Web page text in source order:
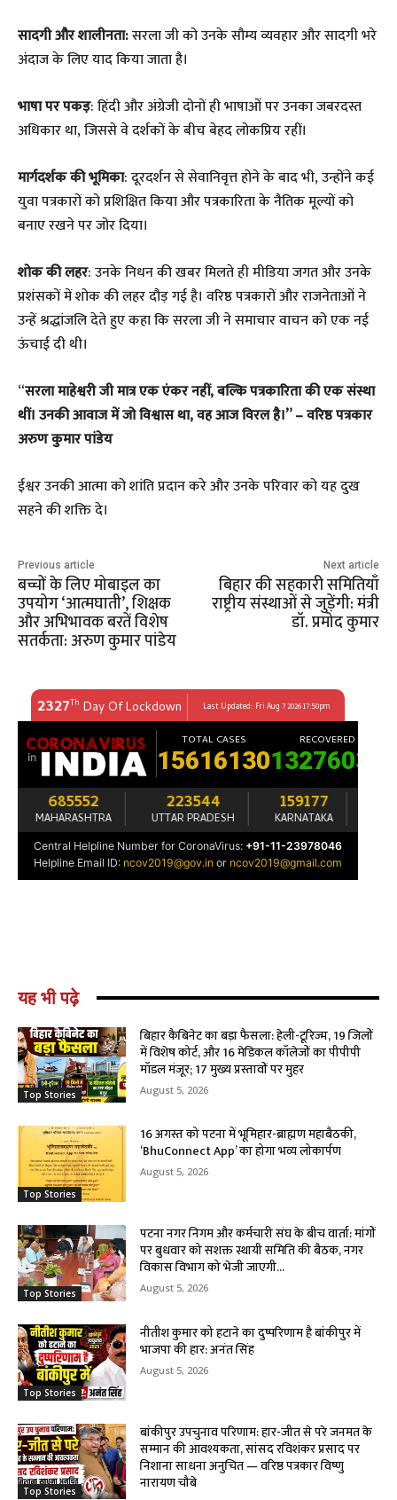
सादगी और शालीनता:सरला जी को उनके सौम्य व्यवहार और सादगी भरे
अंदाज के लिए याद किया जाता है।
भाषा पर पकड़: हिंदी और अंग्रेजी दोनों ही भाषाओं पर उनका जबरदस्त
अधिकार था, जिससे वे दर्शकों के बीच बेहद लोकप्रिय रहीं।
मार्गदर्शक की भूमिका: दूरदर्शन से सेवानिवृत्त होने के बाद भी, उन्होंने कई
युवा पत्रकारों को प्रशिक्षित किया और पत्रकारिता के नैतिक मूल्यों को
बनाए रखने पर जोर दिया।
शोक की लहर: उनके निधन की खबर मिलते ही मीडिया जगत और उनके
प्रशंसकों में शोक की लहर दौड़ गई है। वरिष्ठ पत्रकारों और राजनेताओं ने
उन्हें श्रद्धांजलि देते हुए कहा कि सरला जी ने समाचार वाचन को एक नई
ऊंचाई दी थी।
“सरला माहेश्वरी जी मात्र एक एंकर नहीं, बल्कि पत्रकारिता की एकसंस्था
थीं। उनकी आवाज में जो विश्वास था, वह आज विरल है।” – वरिष्ठ पत्रकार
अरुण कुमार पांडेय
ईश्वर उनकी आत्मा को शांति प्रदान करे और उनके परिवार को यह दुख
सहने की शक्ति दे।
Previous article
बच्चों के लिए मोबाइल का
उपयोग ‘आत्मघाती’, शिक्षक
और अभिभावक बरतें विशेष
सतर्कता: अरुण कुमार पांडेय
Next article
बिहार की सहकारी समितियाँ
राष्ट्रीय संस्थाओं से जुड़ेंगी: मंत्री
डॉ. प्रमोद कुमार
यह भी पढ़े
Top Stories
बिहार कैबिनेट का बड़ा फैसला: हेली-टूरिज्म, 19 जिलों
में विशेष कोर्ट, और 16 मेडिकल कॉलेजों का पीपीपी
मॉडल मंजूर; 17 मुख्य प्रस्तावों पर मुहर
August 5, 2026
Top Stories
16 अगस्त को पटना में भूमिहार-ब्राह्मण महाबैठकी,
‘BhuConnect App’ का होगा भव्य लोकार्पण
August 5, 2026
Top Stories
पटना नगर निगम और कर्मचारी संघ के बीच वार्ता: मांगों
पर बुधवार को सशक्त स्थायी समिति की बैठक, नगर
विकास विभाग को भेजी जाएगी...
August 5, 2026
Top Stories
नीतीश कुमार को हटाने का दुष्परिणाम है बांकीपुर में
भाजपा की हार: अनंत सिंह
August 5, 2026
Top Stories
बांकीपुर उपचुनाव परिणाम: हार-जीत से परे जनमत के
सम्मान की आवश्यकता, सांसद रविशंकर प्रसाद पर
निशाना साधना अनुचित — वरिष्ठ पत्रकार विष्णु
नारायण चौबे